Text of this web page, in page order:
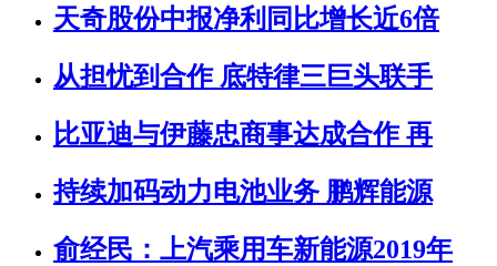
天奇股份中报净利同比增长近6倍
从担忧到合作 底特律三巨头联手
比亚迪与伊藤忠商事达成合作 再
持续加码动力电池业务 鹏辉能源
俞经民：上汽乘用车新能源2019年